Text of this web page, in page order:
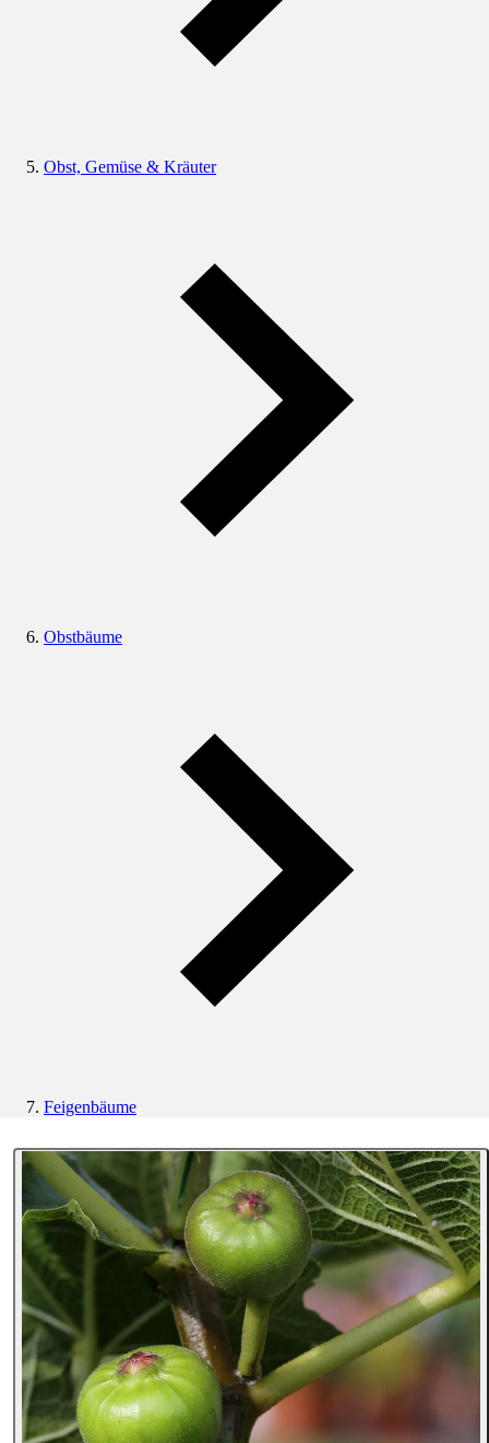
Obst, Gemüse & Kräuter
Obstbäume
Feigenbäume